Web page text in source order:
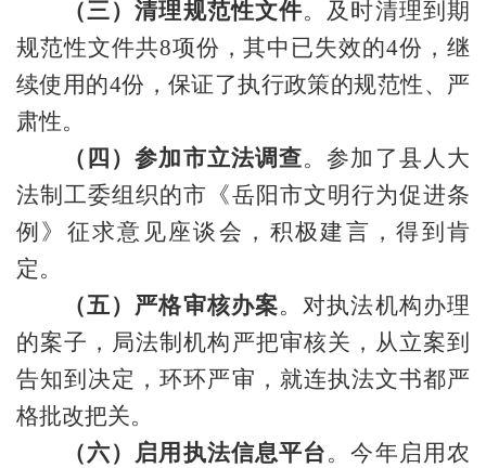
（三）清理规范性文件。及时清理到期
规范性文件共8项份，其中已失效的4份，继
续使用的4份，保证了执行政策的规范性、严
肃性。
（四）参加市立法调查。参加了县人大
法制工委组织的市《岳阳市文明行为促进条
例》征求意见座谈会，积极建言，得到肯
定。
（五）严格审核办案。对执法机构办理
的案子，局法制机构严把审核关，从立案到
告知到决定，环环严审，就连执法文书都严
格批改把关。
（六）启用执法信息平台。今年启用农